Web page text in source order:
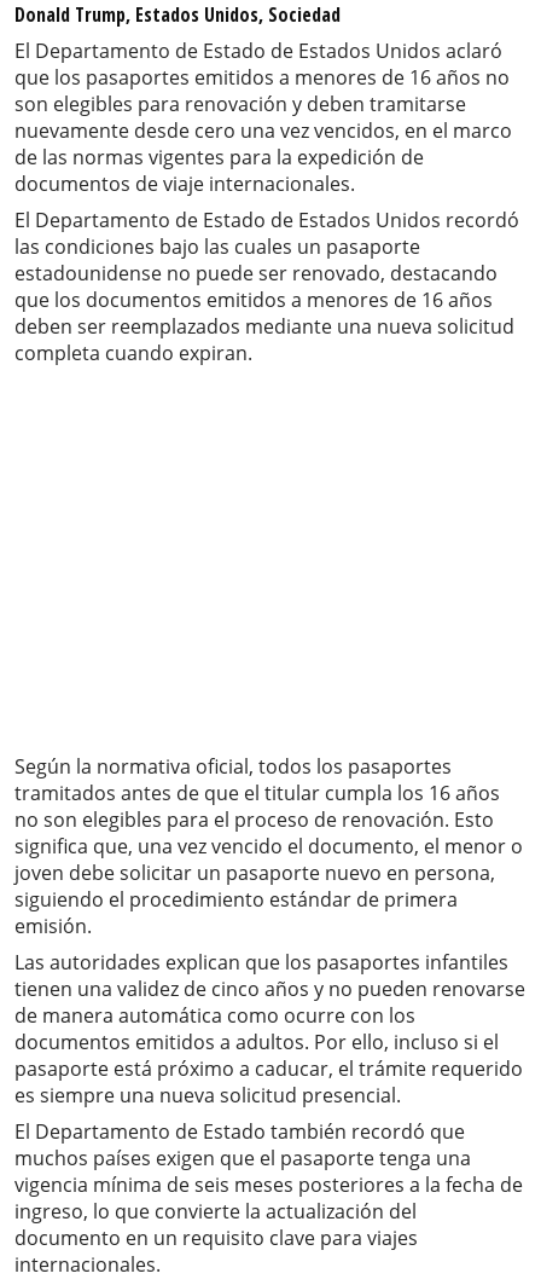
Donald Trump, Estados Unidos, Sociedad
El Departamento de Estado de Estados Unidos aclaró
que los pasaportes emitidos a menores de 16 años no
son elegibles para renovación y deben tramitarse
nuevamente desde cero una vez vencidos, en el marco
de las normas vigentes para la expedición de
documentos de viaje internacionales.
El Departamento de Estado de Estados Unidos recordó
las condiciones bajo las cuales un pasaporte
estadounidense no puede ser renovado, destacando
que los documentos emitidos a menores de 16 años
deben ser reemplazados mediante una nueva solicitud
completa cuando expiran.
Según la normativa oficial, todos los pasaportes
tramitados antes de que el titular cumpla los 16 años
no son elegibles para el proceso de renovación. Esto
significa que, una vez vencido el documento, el menor o
joven debe solicitar un pasaporte nuevo en persona,
siguiendo el procedimiento estándar de primera
emisión.
Las autoridades explican que los pasaportes infantiles
tienen una validez de cinco años y no pueden renovarse
de manera automática como ocurre con los
documentos emitidos a adultos. Por ello, incluso si el
pasaporte está próximo a caducar, el trámite requerido
es siempre una nueva solicitud presencial.
El Departamento de Estado también recordó que
muchos países exigen que el pasaporte tenga una
vigencia mínima de seis meses posteriores a la fecha de
ingreso, lo que convierte la actualización del
documento en un requisito clave para viajes
internacionales.